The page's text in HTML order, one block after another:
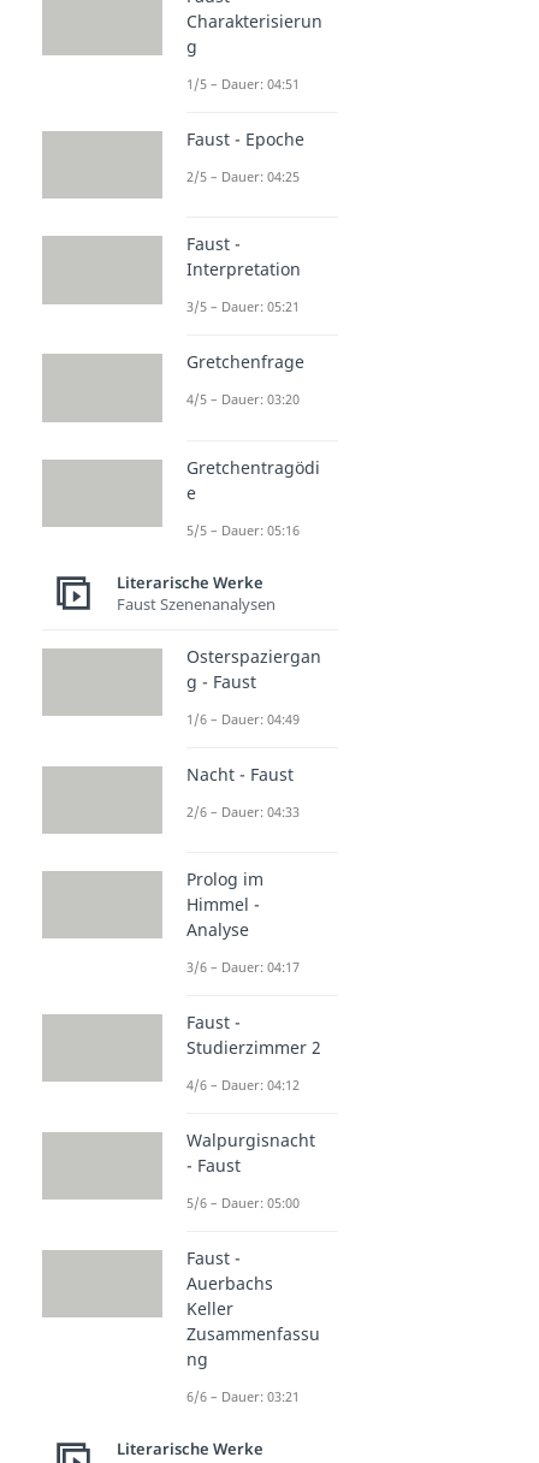
Charakterisierun
g
1/5 – Dauer: 04:51
Faust - Epoche
2/5 – Dauer: 04:25
Faust -
Interpretation
3/5 – Dauer: 05:21
Gretchenfrage
4/5 – Dauer: 03:20
Gretchentragödi
e
5/5 – Dauer: 05:16
Literarische Werke
Faust Szenenanalysen
Osterspaziergan
g - Faust
1/6 – Dauer: 04:49
Nacht - Faust
2/6 – Dauer: 04:33
Prolog im
Himmel -
Analyse
3/6 – Dauer: 04:17
Faust -
Studierzimmer 2
4/6 – Dauer: 04:12
Walpurgisnacht
- Faust
5/6 – Dauer: 05:00
Faust -
Auerbachs
Keller
Zusammenfassu
ng
6/6 – Dauer: 03:21
Literarische Werke